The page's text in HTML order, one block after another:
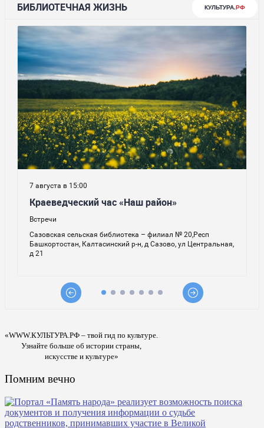
«WWW.КУЛЬТУРА.РФ – твой гид по культуре.
Узнайте больше об истории страны,
искусстве и культуре»
Помним вечно